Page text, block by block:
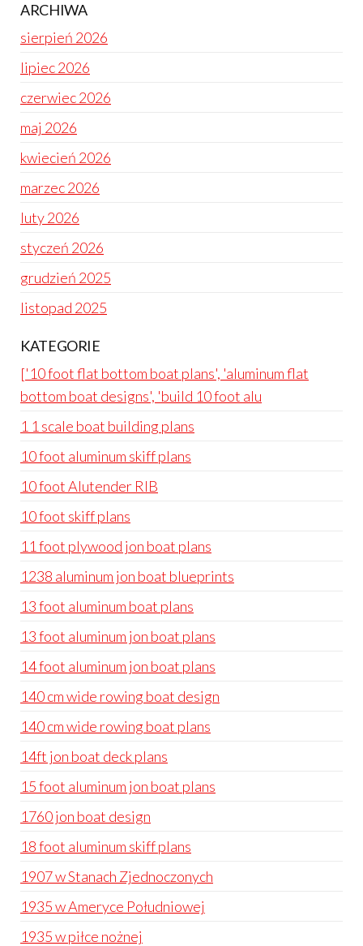
ARCHIWA
sierpień 2026
lipiec 2026
czerwiec 2026
maj 2026
kwiecień 2026
marzec 2026
luty 2026
styczeń 2026
grudzień 2025
listopad 2025
KATEGORIE
['10 foot flat bottom boat plans', 'aluminum flat
bottom boat designs', 'build 10 foot alu
1 1 scale boat building plans
10 foot aluminum skiff plans
10 foot Alutender RIB
10 foot skiff plans
11 foot plywood jon boat plans
1238 aluminum jon boat blueprints
13 foot aluminum boat plans
13 foot aluminum jon boat plans
14 foot aluminum jon boat plans
140 cm wide rowing boat design
140 cm wide rowing boat plans
14ft jon boat deck plans
15 foot aluminum jon boat plans
1760 jon boat design
18 foot aluminum skiff plans
1907 w Stanach Zjednoczonych
1935 w Ameryce Południowej
1935 w piłce nożnej